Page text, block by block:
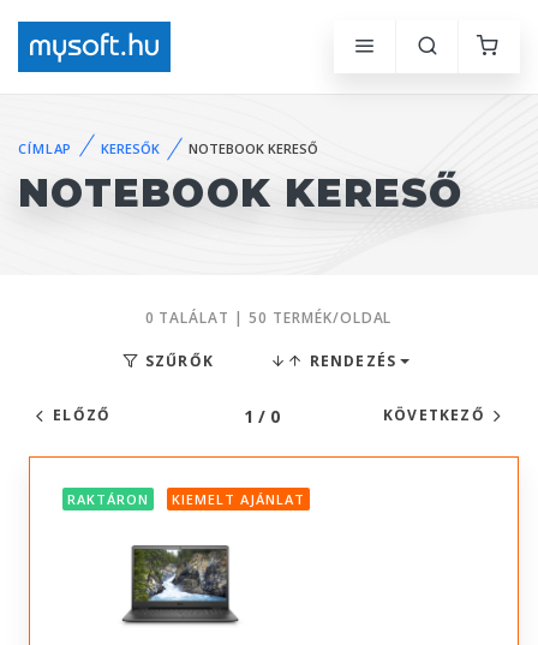
CÍMLAP KERESŐK NOTEBOOK KERESŐ
NOTEBOOK KERESŐ
0 TALÁLAT | 50 TERMÉK/OLDAL
SZŰRŐK RENDEZÉS
ELŐZŐ 1 / 0 KÖVETKEZŐ
RAKTÁRON KIEMELT AJÁNLAT